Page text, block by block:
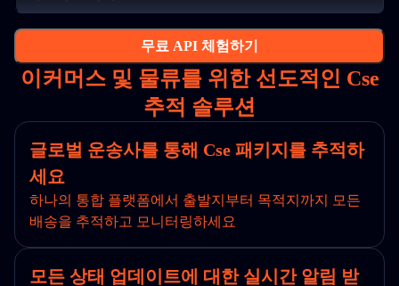
무료 API 체험하기
이커머스 및 물류를 위한 선도적인 Cse
추적 솔루션
글로벌 운송사를 통해 Cse 패키지를 추적하
세요
하나의 통합 플랫폼에서 출발지부터 목적지까지 모든
배송을 추적하고 모니터링하세요
모든 상태 업데이트에 대한 실시간 알림 받